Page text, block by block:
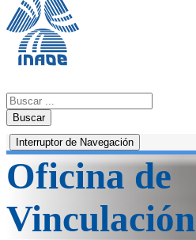
Buscar
Interruptor de Navegación
Oficina de
Vinculación